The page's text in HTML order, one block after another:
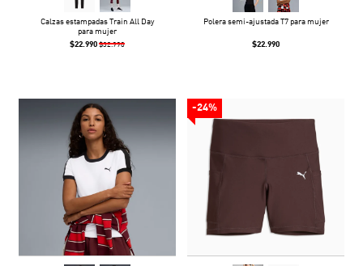
Calzas estampadas Train All Day
para mujer
$22.990 $32.990
Polera semi-ajustada T7 para mujer
$22.990
-24%